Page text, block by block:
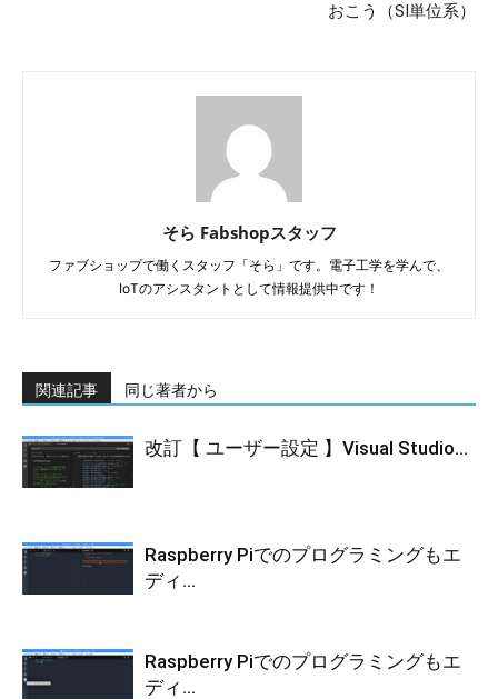
おこう（SI単位系）
そら Fabshopスタッフ
ファブショップで働くスタッフ「そら」です。電子工学を学んで、
IoTのアシスタントとして情報提供中です！
関連記事 同じ著者から
改訂【 ユーザー設定 】Visual Studio...
Raspberry Piでのプログラミングもエ
ディ...
Raspberry Piでのプログラミングもエ
ディ...